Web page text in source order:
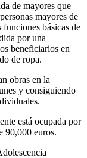
de mayores que
mayores de
básicas de
por una
beneficiarios en
de ropa.
obras en la
y consiguiendo
está ocupada por
90,000 euros.